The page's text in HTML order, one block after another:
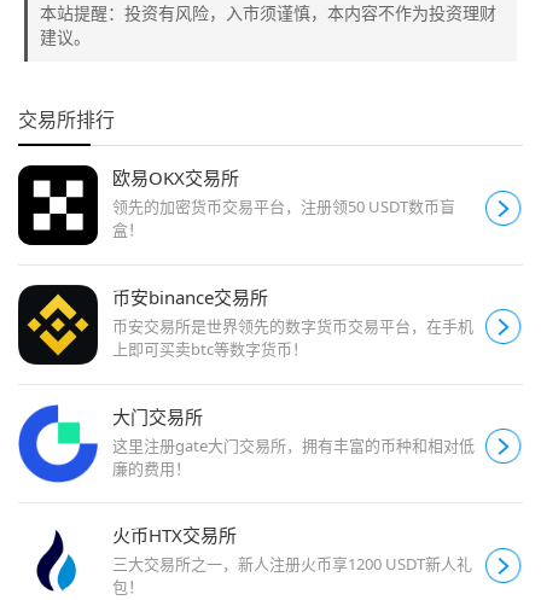
本站提醒：投资有风险，入市须谨慎，本内容不作为投资理财
建议。
交易所排行
欧易OKX交易所
领先的加密货币交易平台，注册领50 USDT数币盲
盒！
币安binance交易所
币安交易所是世界领先的数字货币交易平台，在手机
上即可买卖btc等数字货币！
大门交易所
这里注册gate大门交易所，拥有丰富的币种和相对低
廉的费用！
火币HTX交易所
三大交易所之一，新人注册火币享1200 USDT新人礼
包！